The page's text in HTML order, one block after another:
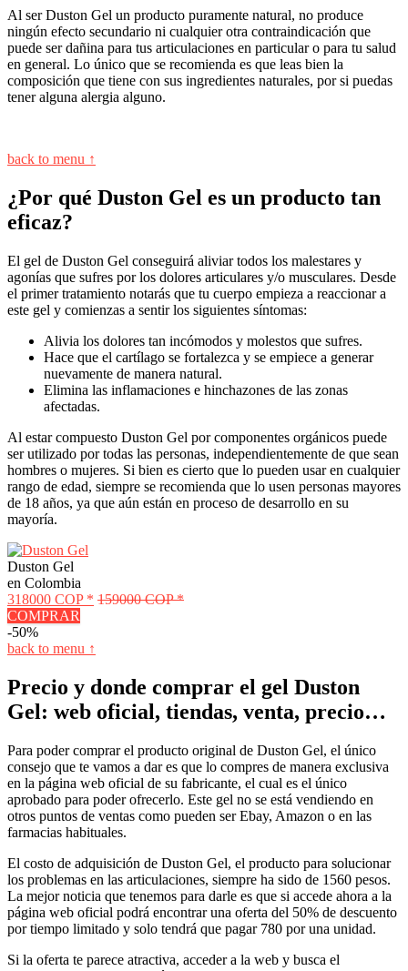
Al ser Duston Gel un producto puramente natural, no produce
ningún efecto secundario ni cualquier otra contraindicación que
puede ser dañina para tus articulaciones en particular o para tu salud
en general. Lo único que se recomienda es que leas bien la
composición que tiene con sus ingredientes naturales, por si puedas
tener alguna alergia alguno.
back to menu ↑
¿Por qué Duston Gel es un producto tan
eficaz?
El gel de Duston Gel conseguirá aliviar todos los malestares y
agonías que sufres por los dolores articulares y/o musculares. Desde
el primer tratamiento notarás que tu cuerpo empieza a reaccionar a
este gel y comienzas a sentir los siguientes síntomas:
Alivia los dolores tan incómodos y molestos que sufres.
Hace que el cartílago se fortalezca y se empiece a generar
nuevamente de manera natural.
Elimina las inflamaciones e hinchazones de las zonas
afectadas.
Al estar compuesto Duston Gel por componentes orgánicos puede
ser utilizado por todas las personas, independientemente de que sean
hombres o mujeres. Si bien es cierto que lo pueden usar en cualquier
rango de edad, siempre se recomienda que lo usen personas mayores
de 18 años, ya que aún están en proceso de desarrollo en su
mayoría.
Duston Gel
en Colombia
318000 COP * 159000 COP *
COMPRAR
-50%
back to menu ↑
Precio y donde comprar el gel Duston
Gel: web oficial, tiendas, venta, precio…
Para poder comprar el producto original de Duston Gel, el único
consejo que te vamos a dar es que lo compres de manera exclusiva
en la página web oficial de su fabricante, el cual es el único
aprobado para poder ofrecerlo. Este gel no se está vendiendo en
otros puntos de ventas como pueden ser Ebay, Amazon o en las
farmacias habituales.
El costo de adquisición de Duston Gel, el producto para solucionar
los problemas en las articulaciones, siempre ha sido de 1560 pesos.
La mejor noticia que tenemos para darle es que si accede ahora a la
página web oficial podrá encontrar una oferta del 50% de descuento
por tiempo limitado y solo tendrá que pagar 780 por una unidad.
Si la oferta te parece atractiva, acceder a la web y busca el